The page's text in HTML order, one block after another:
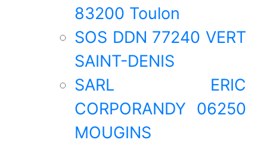
83200 Toulon
SOS DDN 77240 VERT
SAINT-DENIS
SARL ERIC
CORPORANDY 06250
MOUGINS